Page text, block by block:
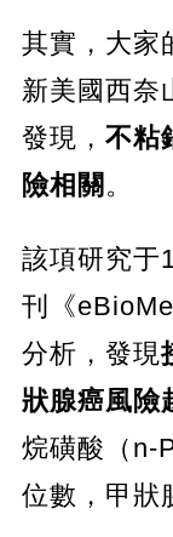
其實，大家
新美國西奈
發現， 不粘
險相關 。
該項研究于
刊《
分析，發現
狀腺癌風險
烷磺酸（n-
位數，甲狀